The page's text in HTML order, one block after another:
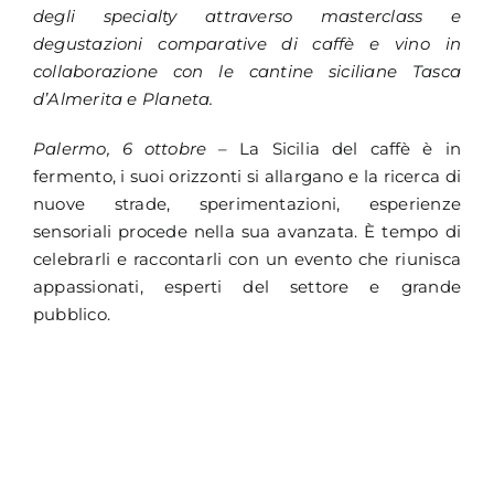
degli specialty attraverso masterclass e
degustazioni comparative di caffè e vino in
collaborazione con le cantine siciliane Tasca
d’Almerita e Planeta.
Palermo, 6 ottobre– La Sicilia del caffè è in
fermento, i suoi orizzonti si allargano e la ricerca di
nuove strade, sperimentazioni, esperienze
sensoriali procede nella sua avanzata. È tempo di
celebrarli e raccontarli con un evento che riunisca
appassionati, esperti del settore e grande
pubblico.